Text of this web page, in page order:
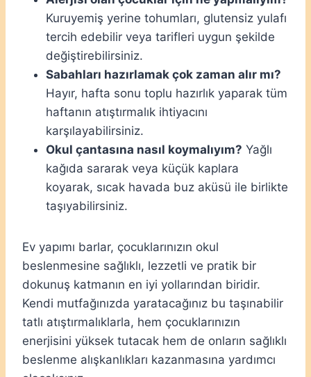
Kuruyemiş yerine tohumları, glutensiz yulafı
tercih edebilir veya tarifleri uygun şekilde
değiştirebilirsiniz.
Sabahları hazırlamak çok zaman alır mı?
Hayır, hafta sonu toplu hazırlık yaparak tüm
haftanın atıştırmalık ihtiyacını
karşılayabilirsiniz.
Okul çantasına nasıl koymalıyım? Yağlı
kağıda sararak veya küçük kaplara
koyarak, sıcak havada buz aküsü ile birlikte
taşıyabilirsiniz.
Ev yapımı barlar, çocuklarınızın okul
beslenmesine sağlıklı, lezzetli ve pratik bir
dokunuş katmanın en iyi yollarından biridir.
Kendi mutfağınızda yaratacağınız bu taşınabilir
tatlı atıştırmalıklarla, hem çocuklarınızın
enerjisini yüksek tutacak hem de onların sağlıklı
beslenme alışkanlıkları kazanmasına yardımcı